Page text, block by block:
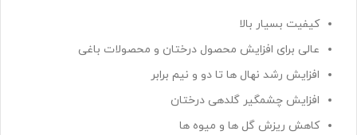
کیفیت بسیار بالا
عالی برای افزایش محصول درختان و محصولات باغی
افزایش رشد نهال ها تا دو و نیم برابر
افزایش چشمگیر گلدهی درختان
کاهش ریزش گل ها و میوه ها